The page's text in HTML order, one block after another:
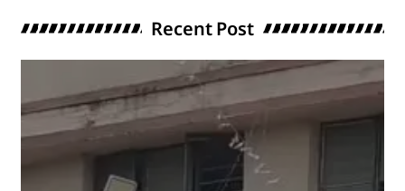
Recent Post